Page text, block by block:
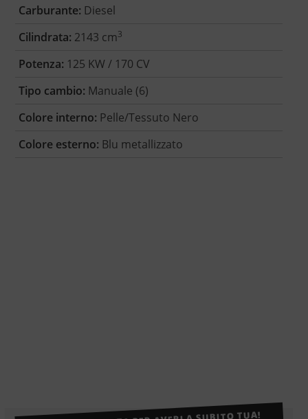
Carburante: Diesel
Cilindrata: 2143 cm3
Potenza: 125 KW / 170 CV
Tipo cambio: Manuale (6)
Colore interno: Pelle/Tessuto Nero
Colore esterno: Blu metallizzato